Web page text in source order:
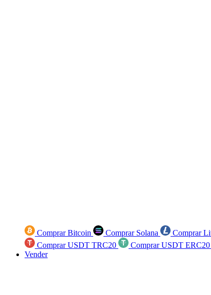
Comprar Bitcoin Comprar Solana Comprar
Comprar USDT TRC20
Comprar USDT ERC20
Vender